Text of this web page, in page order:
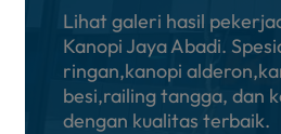
Lihat galeri hasil
Kanopi Jaya Abadi.
ringan,kanopi
besi,railing tangga, dan
dengan kualitas terbaik.